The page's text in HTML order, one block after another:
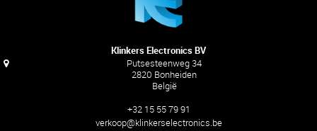
Klinkers Electronics BV
Putsesteenweg 34
2820 Bonheiden
België
+32 15 55 79 91
verkoop@klinkerselectronics.be